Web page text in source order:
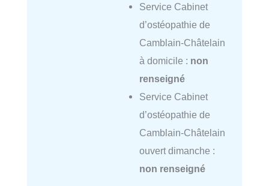
Service Cabinet
d’ostéopathie de
Camblain-Châtelain
à domicile : non
renseigné
Service Cabinet
d’ostéopathie de
Camblain-Châtelain
ouvert dimanche :
non renseigné